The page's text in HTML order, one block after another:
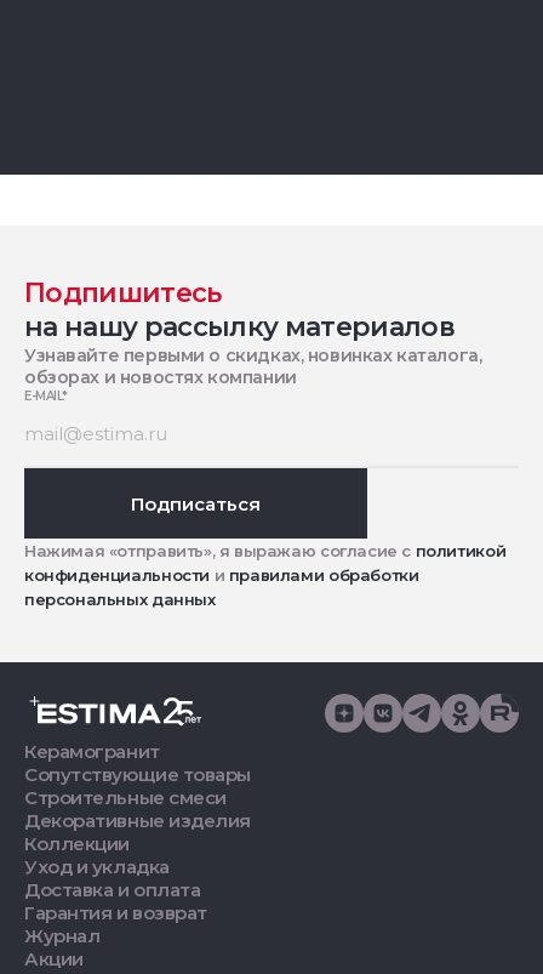
Подпишитесь
на нашу рассылку материалов
Узнавайте первыми о скидках, новинках каталога,
обзорах и новостях компании
E-MAIL*
Подписаться
Нажимая «отправить», я выражаю согласие с политикой
конфиденциальности и правилами обработки
персональных данных
Керамогранит
Сопутствующие товары
Строительные смеси
Декоративные изделия
Коллекции
Уход и укладка
Доставка и оплата
Гарантия и возврат
Журнал
Акции